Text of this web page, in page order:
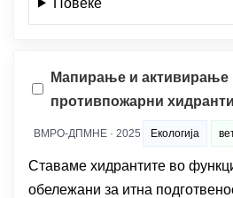
Мапирање и активирање
противпожарни хидранти
ВМРО-ДПМНЕ · 2025 Екологија
Ставаме хидрантите во
обележани за итна